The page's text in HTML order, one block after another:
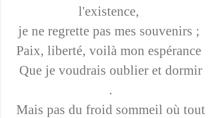
l'existence,
je ne regrette pas mes souvenirs ;
Paix, liberté, voilà mon espérance
Que je voudrais oublier et dormir
.
Mais pas du froid sommeil où tout